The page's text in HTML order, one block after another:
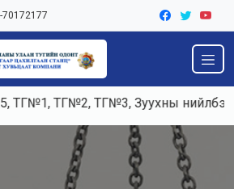
70172177
ТГ№2, ТГ№3, Зуухны нийлбэр